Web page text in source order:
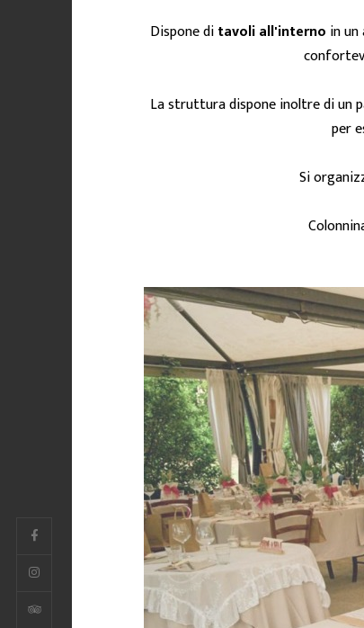
Dispone ditavoli all'interno in
La struttura dispone inoltre di un
per
Si